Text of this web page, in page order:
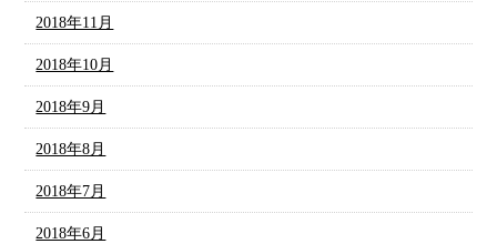
2018年11月
2018年10月
2018年9月
2018年8月
2018年7月
2018年6月